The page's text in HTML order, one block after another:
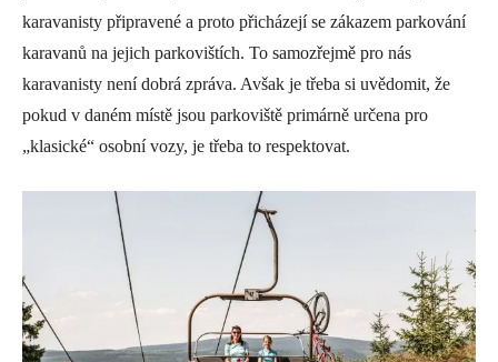
karavanisty připravené a proto přicházejí se zákazem parkování
karavanů na jejich parkovištích. To samozřejmě pro nás
karavanisty není dobrá zpráva. Avšak je třeba si uvědomit, že
pokud v daném místě jsou parkoviště primárně určena pro
„klasické“ osobní vozy, je třeba to respektovat.